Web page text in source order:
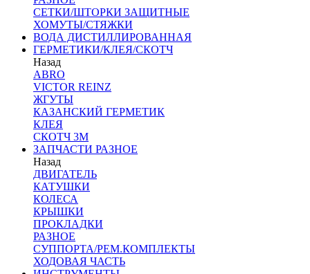
СЕТКИ/ШТОРКИ ЗАЩИТНЫЕ
ХОМУТЫ/СТЯЖКИ
ВОДА ДИСТИЛЛИРОВАННАЯ
ГЕРМЕТИКИ/КЛЕЯ/СКОТЧ
Назад
ABRO
VICTOR REINZ
ЖГУТЫ
КАЗАНСКИЙ ГЕРМЕТИК
КЛЕЯ
СКОТЧ 3М
ЗАПЧАСТИ РАЗНОЕ
Назад
ДВИГАТЕЛЬ
КАТУШКИ
КОЛЕСА
КРЫШКИ
ПРОКЛАДКИ
РАЗНОЕ
СУППОРТА/РЕМ.КОМПЛЕКТЫ
ХОДОВАЯ ЧАСТЬ